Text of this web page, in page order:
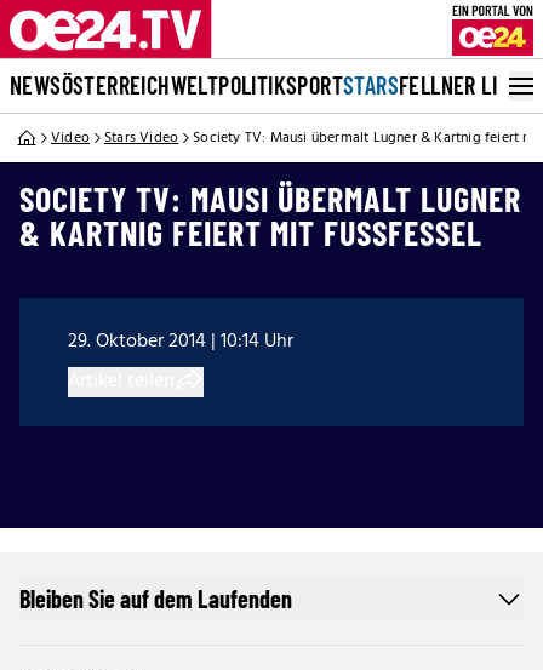
NEWSÖSTERREICHWELTPOLITIKSPORTSTARSFELLNER LIVE
Video Stars Video Society TV: Mausi übermalt Lugner & Kartnig feiert
SOCIETY TV: MAUSI ÜBERMALT LUGNER
& KARTNIG FEIERT MIT FUSSFESSEL
29. Oktober 2014 | 10:14 Uhr
Bleiben Sie auf dem Laufenden